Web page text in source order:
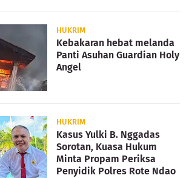
HUKRIM
Kebakaran hebat melanda
Panti Asuhan Guardian Holy
Angel
HUKRIM
Kasus Yulki B. Nggadas
Sorotan, Kuasa Hukum
Minta Propam Periksa
Penyidik Polres Rote Ndao